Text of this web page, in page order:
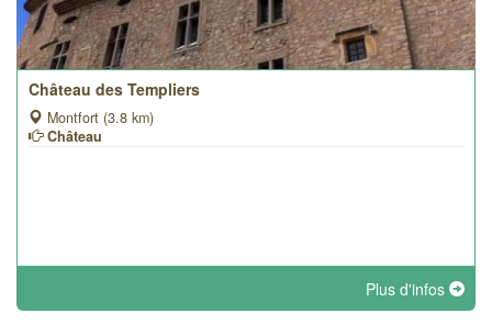
Château des Templiers
Montfort (3.8 km)
Château
Plus d'infos